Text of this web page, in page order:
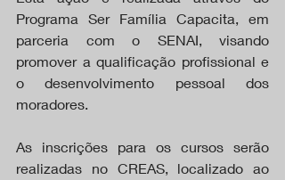
Programa Ser Família Capacita, em
parceria com o SENAI, visando
promover a qualificação profissional e
o desenvolvimento pessoal dos
moradores.
As inscrições para os cursos serão
realizadas no CREAS, localizado ao